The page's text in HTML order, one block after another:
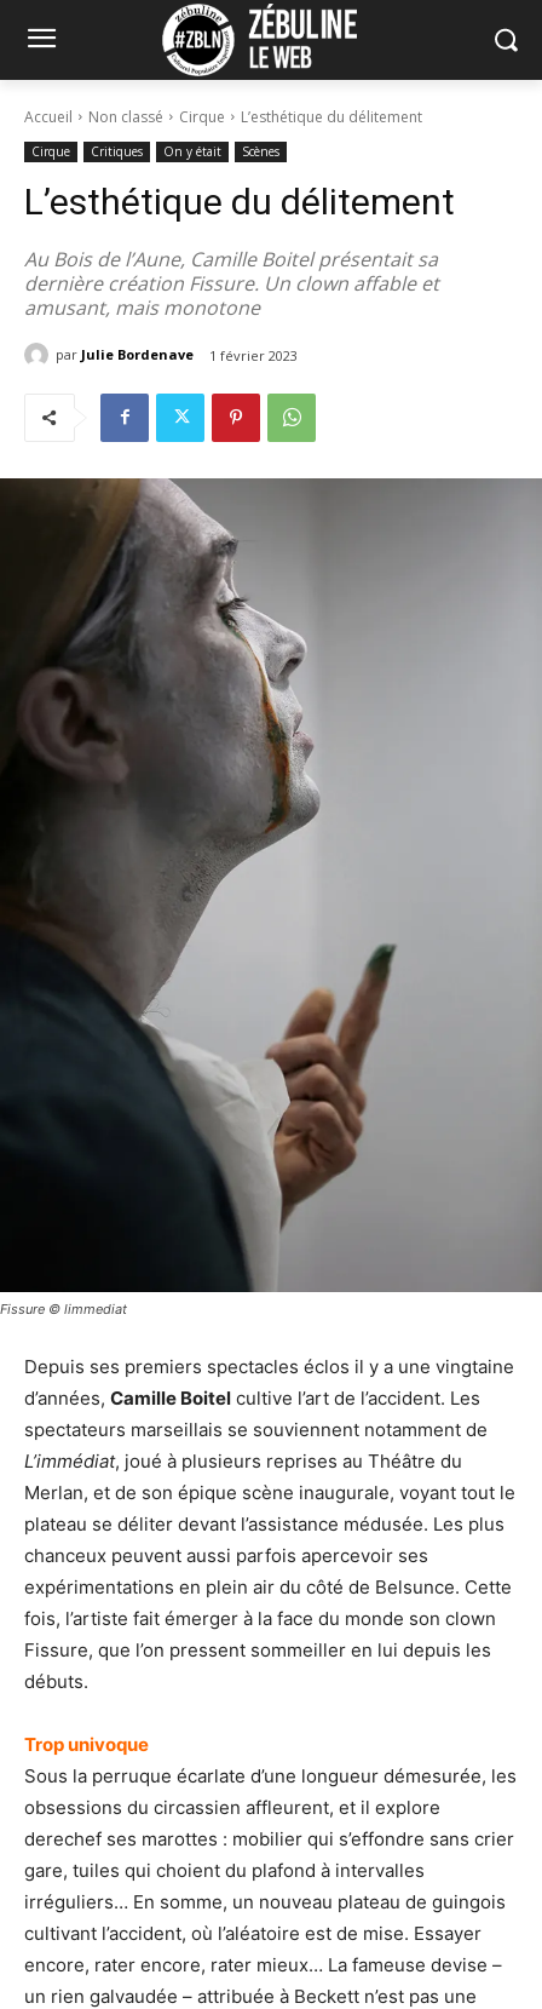
Accueil Non classé Cirque L’esthétique du délitement
Cirque Critiques On y était Scènes
L’esthétique du délitement
Au Bois de l’Aune, Camille Boitel présentait sa
dernière création Fissure. Un clown affable et
amusant, mais monotone
par Julie Bordenave 1 février 2023
Fissure © limmediat
Depuis ses premiers spectacles éclos il y a une vingtaine
d’années, Camille Boitel cultive l’art de l’accident. Les
spectateurs marseillais se souviennent notamment de
L’immédiat, joué à plusieurs reprises au Théâtre du
Merlan, et de son épique scène inaugurale, voyant tout le
plateau se déliter devant l’assistance médusée. Les plus
chanceux peuvent aussi parfois apercevoir ses
expérimentations en plein air du côté de Belsunce. Cette
fois, l’artiste fait émerger à la face du monde son clown
Fissure, que l’on pressent sommeiller en lui depuis les
débuts.
Trop univoque
Sous la perruque écarlate d’une longueur démesurée, les
obsessions du circassien affleurent, et il explore
derechef ses marottes : mobilier qui s’effondre sans crier
gare, tuiles qui choient du plafond à intervalles
irréguliers… En somme, un nouveau plateau de guingois
cultivant l’accident, où l’aléatoire est de mise. Essayer
encore, rater encore, rater mieux… La fameuse devise –
un rien galvaudée – attribuée à Beckett n’est pas une